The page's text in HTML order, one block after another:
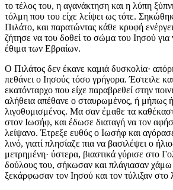
το τέλος του, η αγανάκτηση και η λύπη
τόλμη που του είχε λείψει ως τότε.
Πιλάτο, και παρατώντας κάθε κρυφή
ζήτησε να του δοθεί το σώμα του Ιησού για
έθιμα των Εβραίων.
Ο Πιλάτος δεν έκανε καμιά δυσκολία·
πεθάνει ο Ιησούς τόσο γρήγορα. Έστειλε
εκατόνταρχο που είχε παραβρεθεί στην
αλήθεια απέθανε ο σταυρωμένος, ή μήπως
λιγοθυμισμένος. Μα σαν έμαθε τα
στον Ιωσήφ, και έδωσε διαταγή να τον
λείψανο. Έτρεξε ευθύς ο Ιωσήφ και
λινό, γιατί πλησίαζε πια να βασιλέψει ο
μετρημένη· ύστερα, βιαστικά γύρισε στο
δούλους του, σήκωσαν και πλάγιασαν
ξεκάρφωσαν τον Ιησού και τον τύλιξαν στο